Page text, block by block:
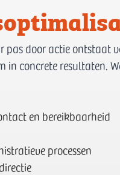
door actie ontstaat
in concrete resultaten.
en bereikbaarheid
processen